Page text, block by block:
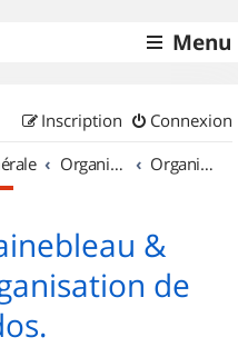
Menu
Connexion
Inscription
Organisation de sorties & Recherche de partenaires Organisation de sorties en région Île de France
&
de